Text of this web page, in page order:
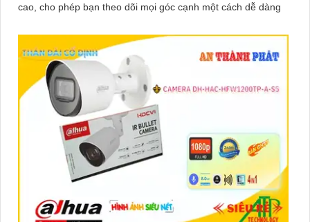
cao, cho phép bạn theo dõi mọi góc cạnh một cách dễ dàng